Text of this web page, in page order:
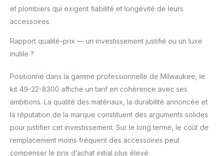
et plombiers qui exigent fiabilité et longévité de leurs
accessoires.
Rapport qualité-prix — un investissement justifié ou un luxe
inutile ?
Positionné dans la gamme professionnelle de Milwaukee, le
kit 49-22-8300 affiche un tarif en cohérence avec ses
ambitions. La qualité des matériaux, la durabilité annoncée et
la réputation de la marque constituent des arguments solides
pour justifier cet investissement. Sur le long terme, le coût de
remplacement moins fréquent des accessoires peut
compenser le prix d’achat initial plus élevé.